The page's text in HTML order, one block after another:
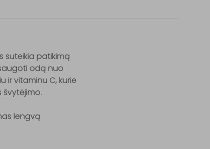
suteikia patikimą
odą nuo
ir vitaminu C, kurie
švytėjimo.
lengvą